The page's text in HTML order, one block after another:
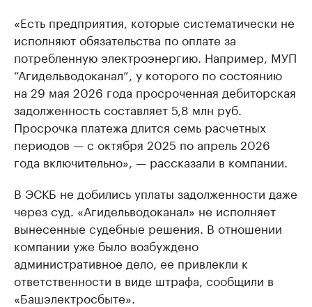
«Есть предприятия, которые систематически не
исполняют обязательства по оплате за
потребленную электроэнергию. Например, МУП
“Агидельводоканал”, у которого по состоянию
на 29 мая 2026 года просроченная дебиторская
задолженность составляет 5,8 млн руб.
Просрочка платежа длится семь расчетных
периодов — с октября 2025 по апрель 2026
года включительно», — рассказали в компании.
В ЭСКБ не добились уплаты задолженности даже
через суд. «Агидельводоканал» не исполняет
вынесенные судебные решения. В отношении
компании уже было возбуждено
административное дело, ее привлекли к
ответственности в виде штрафа, сообщили в
«Башэлектросбыте».